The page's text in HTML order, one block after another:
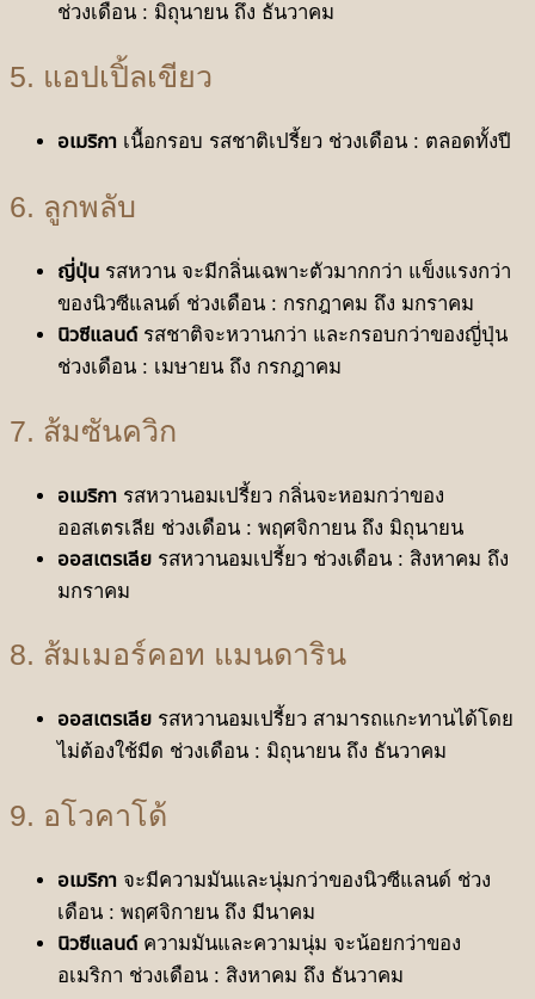
ช่วงเดือน : มิถุนายน ถึง ธันวาคม
5. แอปเปิ้ลเขียว
อเมริกา เนื้อกรอบ รสชาติเปรี้ยว ช่วงเดือน : ตลอดทั้งปี
6. ลูกพลับ
ญี่ปุ่น รสหวาน จะมีกลิ่นเฉพาะตัวมากกว่า แข็งแรงกว่า
ของนิวซีแลนด์ ช่วงเดือน : กรกฎาคม ถึง มกราคม
นิวซีแลนด์รสชาติจะหวานกว่า และกรอบกว่าของญี่ปุ่น
ช่วงเดือน : เมษายน ถึง กรกฎาคม
7. ส้มซันควิก
อเมริกา รสหวานอมเปรี้ยว กลิ่นจะหอมกว่าของ
ออสเตรเลีย ช่วงเดือน : พฤศจิกายน ถึง มิถุนายน
ออสเตรเลีย รสหวานอมเปรี้ยว ช่วงเดือน : สิงหาคม ถึง
มกราคม
8. ส้มเมอร์คอท แมนดาริน
ออสเตรเลีย รสหวานอมเปรี้ยว สามารถแกะทานได้โดย
ไม่ต้องใช้มีด ช่วงเดือน : มิถุนายน ถึง ธันวาคม
9. อโวคาโด้
อเมริกา จะมีความมันและนุ่มกว่าของนิวซีแลนด์ ช่วง
เดือน : พฤศจิกายน ถึง มีนาคม
นิวซีแลนด์ความมันและความนุ่ม จะน้อยกว่าของ
อเมริกา ช่วงเดือน : สิงหาคม ถึง ธันวาคม